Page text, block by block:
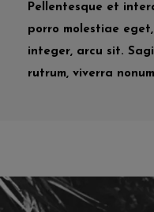
Pellentesque et
porro molestiae
integer, arcu sit.
rutrum, viverra